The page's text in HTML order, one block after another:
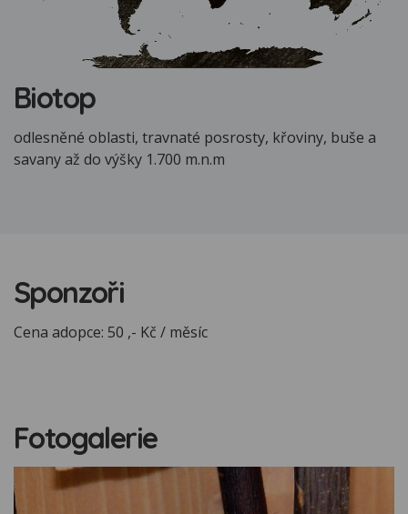
Biotop
odlesněné oblasti, travnaté posrosty, křoviny, buše a
savany až do výšky 1.700 m.n.m
Sponzoři
Cena adopce: 50 ,- Kč / měsíc
Fotogalerie